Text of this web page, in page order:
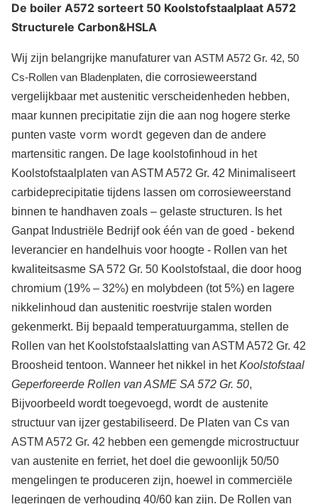
De boiler A572 sorteert 50 Koolstofstaalplaat A572
Structurele Carbon&HSLA
Wij zijn belangrijke manufaturer van ASTM A572 Gr. 42, 50
Cs-Rollen van Bladenplaten, die corrosieweerstand
vergelijkbaar met austenitic verscheidenheden hebben,
maar kunnen precipitatie zijn die aan nog hogere sterke
punten vaste vorm wordt gegeven dan de andere
martensitic rangen. De lage koolstofinhoud in het
Koolstofstaalplaten van ASTM A572 Gr. 42 Minimaliseert
carbideprecipitatie tijdens lassen om corrosieweerstand
binnen te handhaven zoals – gelaste structuren. Is het
Ganpat Industriële Bedrijf ook één van de goed - bekend
leverancier en handelhuis voor hoogte - Rollen van het
kwaliteitsasme SA 572 Gr. 50 Koolstofstaal, die door hoog
chromium (19% – 32%) en molybdeen (tot 5%) en lagere
nikkelinhoud dan austenitic roestvrije stalen worden
gekenmerkt. Bij bepaald temperatuurgamma, stellen de
Rollen van het Koolstofstaalslatting van ASTM A572 Gr. 42
Broosheid tentoon. Wanneer het nikkel in hetKoolstofstaal
Geperforeerde Rollen van ASME SA 572 Gr. 50,
Bijvoorbeeld wordt toegevoegd, wordtde austenite
structuur van ijzer gestabiliseerd. De Platen van Cs van
ASTM A572 Gr. 42 hebben een gemengde microstructuur
van austenite en ferriet, het doel die gewoonlijk 50/50
mengelingen te produceren zijn, hoewel in commerciële
legeringen de verhouding 40/60 kan zijn. De Rollen van